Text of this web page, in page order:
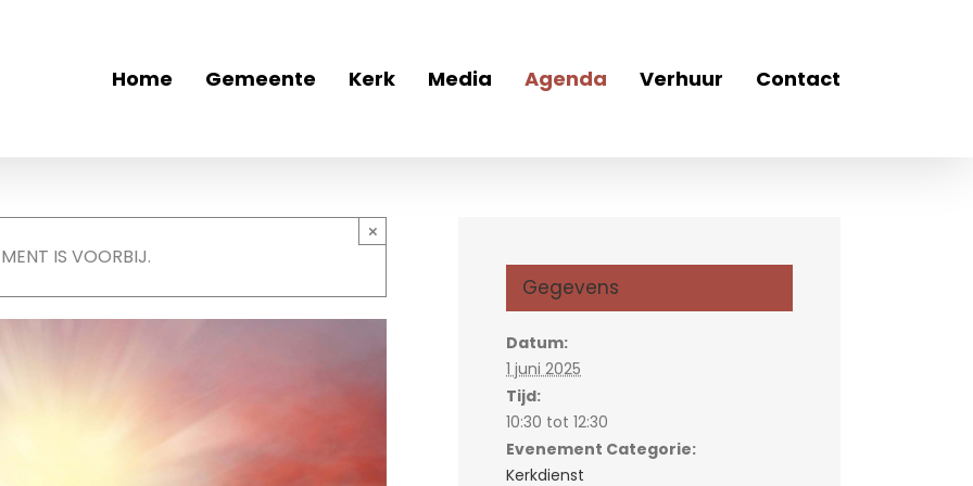
Home Gemeente Kerk Media Agenda Verhuur Contact
IS VOORBIJ.
×
Gegevens
Datum:
1 juni 2025
Tijd:
10:30 tot 12:30
Evenement Categorie:
Kerkdienst